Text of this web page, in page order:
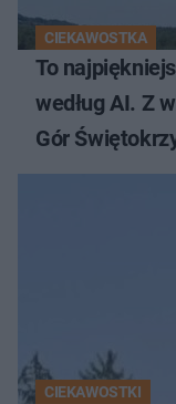
CIEKAWOSTKA
To
według AI. Z
Gór
CIEKAWOSTKI